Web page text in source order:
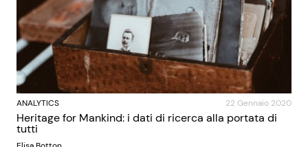
ANALYTICS 22 Gennaio 2020
Heritage for Mankind: i dati di ricerca alla portata di
tutti